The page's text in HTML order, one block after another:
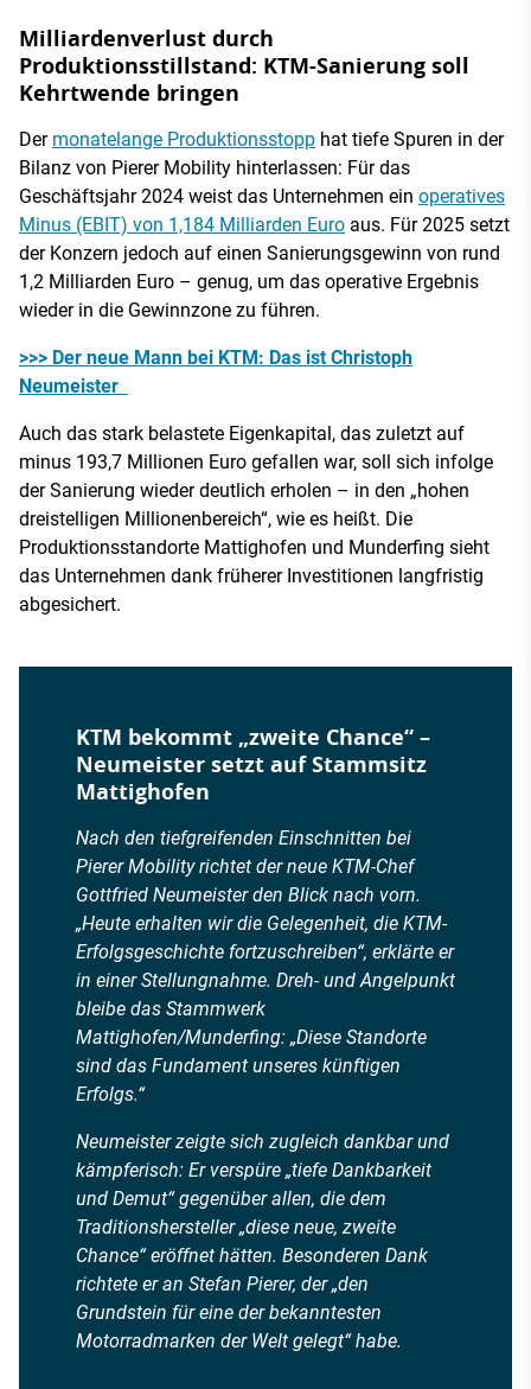
Milliardenverlust durch
Produktionsstillstand: KTM-Sanierung soll
Kehrtwende bringen
Der monatelange Produktionsstopp hat tiefe Spuren in der
Bilanz von Pierer Mobility hinterlassen: Für das
Geschäftsjahr 2024 weist das Unternehmen ein operatives
Minus (EBIT) von 1,184 Milliarden Euro aus. Für 2025 setzt
der Konzern jedoch auf einen Sanierungsgewinn von rund
1,2 Milliarden Euro – genug, um das operative Ergebnis
wieder in die Gewinnzone zu führen.
>>> Der neue Mann bei KTM: Das ist Christoph
Neumeister
Auch das stark belastete Eigenkapital, das zuletzt auf
minus 193,7 Millionen Euro gefallen war, soll sich infolge
der Sanierung wieder deutlich erholen – in den „hohen
dreistelligen Millionenbereich“, wie es heißt. Die
Produktionsstandorte Mattighofen und Munderfing sieht
das Unternehmen dank früherer Investitionen langfristig
abgesichert.
KTM bekommt „zweite Chance“ –
Neumeister setzt auf Stammsitz
Mattighofen
Nach den tiefgreifenden Einschnitten bei
Pierer Mobility richtet der neue KTM-Chef
Gottfried Neumeister den Blick nach vorn.
„Heute erhalten wir die Gelegenheit, die KTM-
Erfolgsgeschichte fortzuschreiben“, erklärte er
in einer Stellungnahme. Dreh- und Angelpunkt
bleibe das Stammwerk
Mattighofen/Munderfing: „Diese Standorte
sind das Fundament unseres künftigen
Erfolgs.“
Neumeister zeigte sich zugleich dankbar und
kämpferisch: Er verspüre „tiefe Dankbarkeit
und Demut“ gegenüber allen, die dem
Traditionshersteller „diese neue, zweite
Chance“ eröffnet hätten. Besonderen Dank
richtete er an Stefan Pierer, der „den
Grundstein für eine der bekanntesten
Motorradmarken der Welt gelegt“ habe.